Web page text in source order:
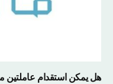
هل يمكن استقدام عاملتين